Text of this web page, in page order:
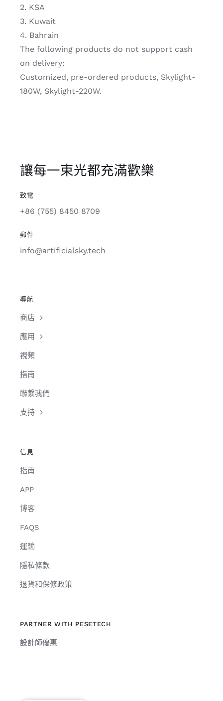
2. KSA
3. Kuwait
4. Bahrain
The following products do not support cash
on delivery:
Customized, pre-ordered products, Skylight-
180W, Skylight-220W.
讓每一束光都充滿歡樂
致電
+86 (755) 8450 8709
郵件
info@artificialsky.tech
導航
商店
應用
視頻
指南
聯繫我們
支持
信息
指南
APP
博客
FAQS
運輸
隱私條款
退貨和保修政策
PARTNER WITH PESETECH
設計師優惠